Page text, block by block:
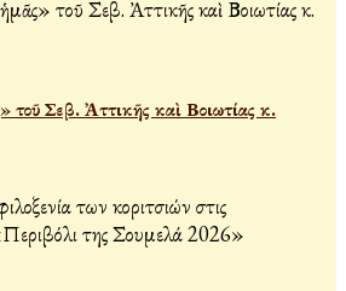
τοῦ Σεβ. Ἀττικῆς καὶ Βοιωτίας κ.